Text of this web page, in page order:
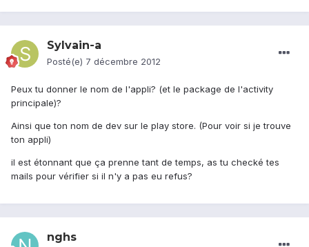
Sylvain-a
Posté(e) 7 décembre 2012
Peux tu donner le nom de l'appli? (et le package de l'activity
principale)?
Ainsi que ton nom de dev sur le play store. (Pour voir si je trouve
ton appli)
il est étonnant que ça prenne tant de temps, as tu checké tes
mails pour vérifier si il n'y a pas eu refus?
nghs